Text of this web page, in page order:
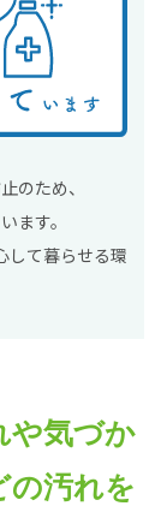
のため、
ます。
して暮らせる環
や気づか
の汚れを